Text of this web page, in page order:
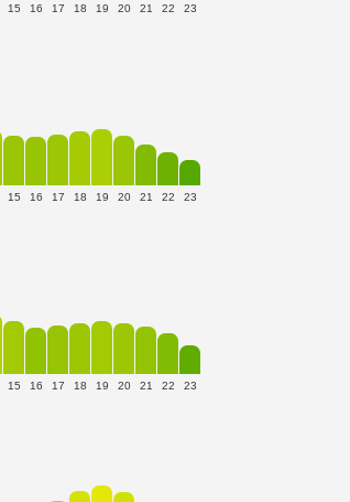
15 16 17 18 19 20 21 22 23
15 16 17 18 19 20 21 22 23
15 16 17 18 19 20 21 22 23